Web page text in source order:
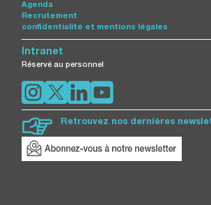
Agenda
Recrutement
confidentialité et mentions légales
Intranet
Réservé au personnel
Retrouvez nos dernières